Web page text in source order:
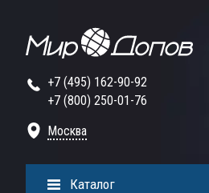
+7 (495) 162-90-92
+7 (800) 250-01-76
Москва
Каталог